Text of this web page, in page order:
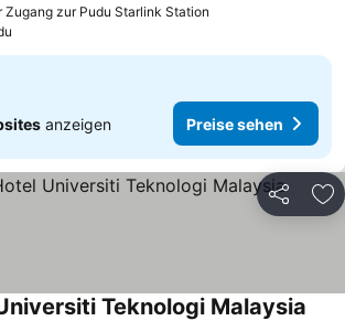
Zugang zur Pudu Starlink Station
anzeigen Preise sehen
Teilen
Teknologi Malaysia